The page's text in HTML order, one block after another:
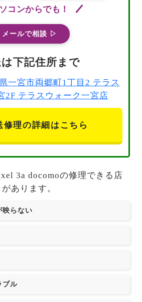
コンからでも！
メールで相談 ▷
下記住所まで
一宮市両郷町1丁目2 テラス
2F テラスウォーク一宮店
修理の詳細はこちら
3a docomoの修理できる店
あります。
映らない
ブル